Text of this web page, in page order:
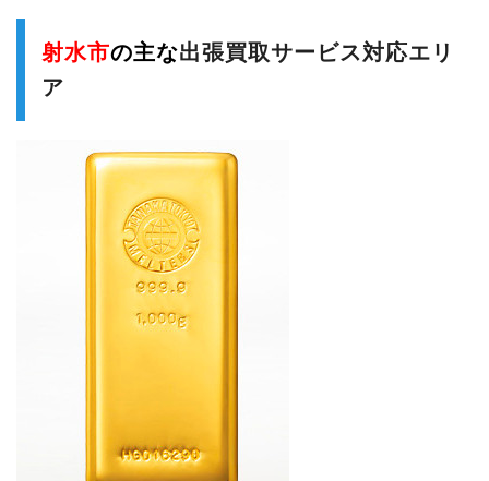
射水市の主な出張買取サービス対応エリ
ア